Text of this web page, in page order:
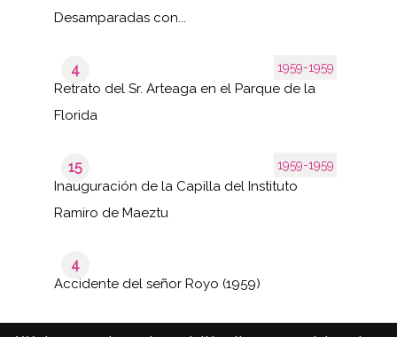
Desamparadas con...
1959-1959
4
Retrato del Sr. Arteaga en el Parque de la
Florida
1959-1959
15
Inauguración de la Capilla del Instituto
Ramiro de Maeztu
4
Accidente del señor Royo (1959)